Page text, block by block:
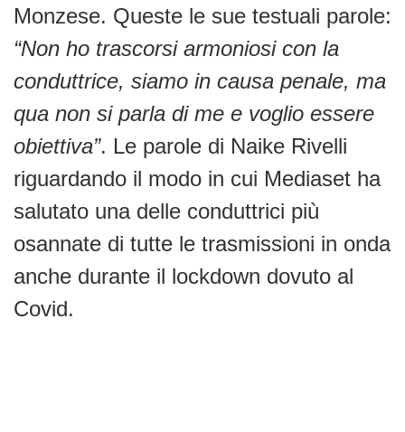
Monzese. Queste le sue testuali parole:
“Non ho trascorsi armoniosi con la
conduttrice, siamo in causa penale, ma
qua non si parla di me e voglio essere
obiettiva”. Le parole di Naike Rivelli
riguardando il modo in cui Mediaset ha
salutato una delle conduttrici più
osannate di tutte le trasmissioni in onda
anche durante il lockdown dovuto al
Covid.